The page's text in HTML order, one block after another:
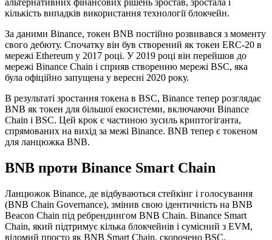
альтернативних фінансових рішень зростав, зростала і
кількість випадків використання технології блокчейн.
За даними Binance, токен BNB постійно розвивався з моменту
свого дебюту. Спочатку він був створений як токен ERC-20 в
мережі Ethereum у 2017 році. У 2019 році він перейшов до
мережі Binance Chain і сприяв створенню мережі BSC, яка
була офіційно запущена у вересні 2020 року.
В результаті зростання токена в BSC, Binance тепер розглядає
BNB як токен для більшої екосистеми, включаючи Binance
Chain і BSC. Цей крок є частиною зусиль криптогіганта,
спрямованих на вихід за межі Binance. BNB тепер є токеном
для ланцюжка BNB.
BNB проти Binance Smart Chain
Ланцюжок Binance, де відбуваються стейкінг і голосування
(BNB Chain Governance), змінив свою ідентичність на BNB
Beacon Chain під ребрендингом BNB Chain. Binance Smart
Chain, який підтримує кілька блокчейнів і сумісний з EVM,
відомий просто як BNB Smart Chain, скорочено BSC.